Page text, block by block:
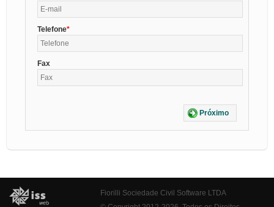
Telefone
Fax
Próximo
Fiorilli Sociedade Civil Software LTDA